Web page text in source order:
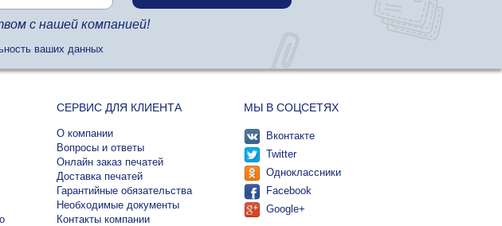
с нашей компанией!
ваших данных
СЕРВИС ДЛЯ КЛИЕНТА
О компании
Вопросы и ответы
Онлайн заказ печатей
Доставка печатей
Гарантийные обязательства
Необходимые документы
Контакты компании
МЫ В СОЦСЕТЯХ
Вконтакте
Twitter
Одноклассники
Facebook
Google+